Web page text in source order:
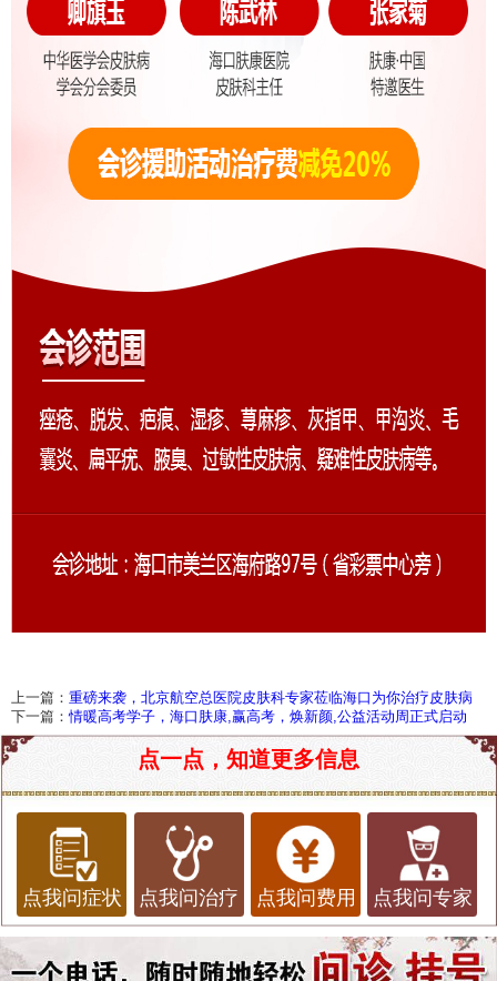
上一篇： 重磅来袭，北京航空总医院皮肤科专家莅临海口为你治疗皮肤病
下一篇：情暖高考学子，海口肤康,赢高考，焕新颜,公益活动周正式启动
点一点，知道更多信息
点我问症状 点我问治疗 点我问费用 点我问专家